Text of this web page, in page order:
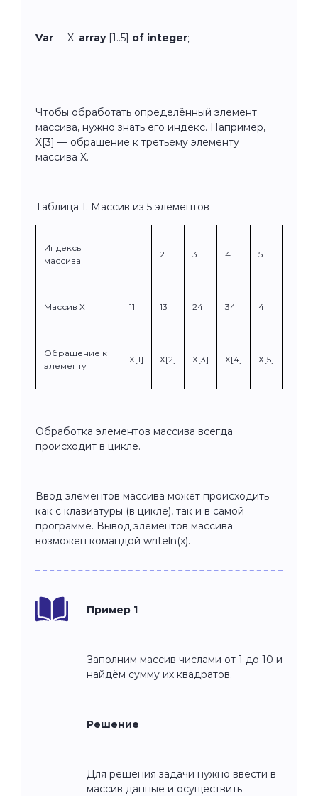
Var X: array[1..5] of integer;
Чтобы обработать определённый элемент
массива, нужно знать его индекс. Например,
Х[3] — обращение к третьему элементу
массива Х.
Таблица 1. Массив из 5 элементов
Индексы
массива
1 2 3 4 5
Массив Х 11 13 24 34 4
Обращение к
элементу
Х[1] Х[2] Х[3] Х[4] Х[5]
Обработка элементов массива всегда
происходит в цикле.
Ввод элементов массива может происходить
как с клавиатуры (в цикле), так и в самой
программе. Вывод элементов массива
возможен командой writeln(x).
Пример 1
Заполним массив числами от 1 до 10 и
найдём сумму их квадратов.
Решение
Для решения задачи нужно ввести в
массив данные и осуществить